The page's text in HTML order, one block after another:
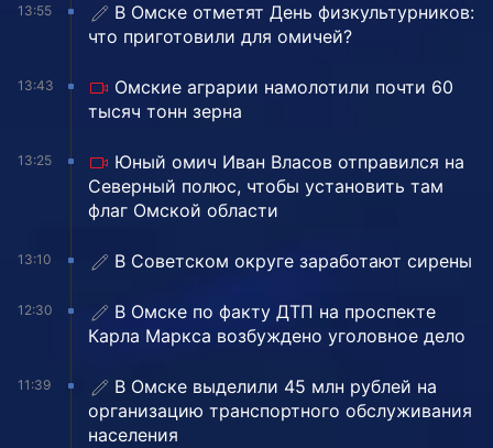
13:55
В Омске отметят День физкультурников:
что приготовили для омичей?
13:43
Омские аграрии намолотили почти 60
тысяч тонн зерна
13:25
Юный омич Иван Власов отправился на
Северный полюс, чтобы установить там
флаг Омской области
13:10 В Советском округе заработают сирены
12:30
В Омске по факту ДТП на проспекте
Карла Маркса возбуждено уголовное дело
11:39
В Омске выделили 45 млн рублей на
организацию транспортного обслуживания
населения